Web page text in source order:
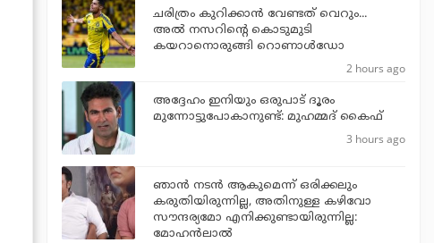
ചരിത്രം കുറിക്കാന്‍ വേണ്ടത് വെറും...
അല്‍ നസറിന്റെ കൊടുമുടി
കയറാനൊരുങ്ങി റൊണാള്‍ഡോ
2 hours ago
അദ്ദേഹം ഇനിയും ഒരുപാട് ദൂരം
മുന്നോട്ടുപോകാനുണ്ട്: മുഹമ്മദ് കൈഫ്
3 hours ago
ഞാൻ നടൻ ആകുമെന്ന് ഒരിക്കലും
കരുതിയിരുന്നില്ല, അതിനുള്ള കഴിവോ
സൗന്ദര്യമോ എനിക്കുണ്ടായിരുന്നില്ല:
മോഹൻലാൽ